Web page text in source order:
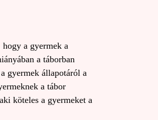
a gyermek a
a táborban
gyermek állapotáról a
a tábor
köteles a gyermeket a